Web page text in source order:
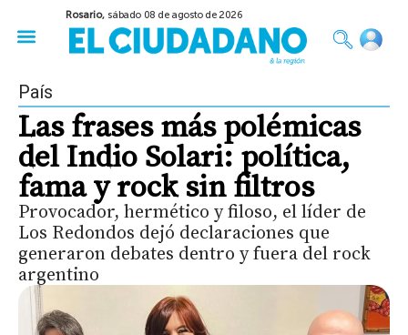
Rosario, sábado 08 de agosto de 2026
País
Las frases más polémicas
del Indio Solari: política,
fama y rock sin filtros
Provocador, hermético y filoso, el líder de
Los Redondos dejó declaraciones que
generaron debates dentro y fuera del rock
argentino